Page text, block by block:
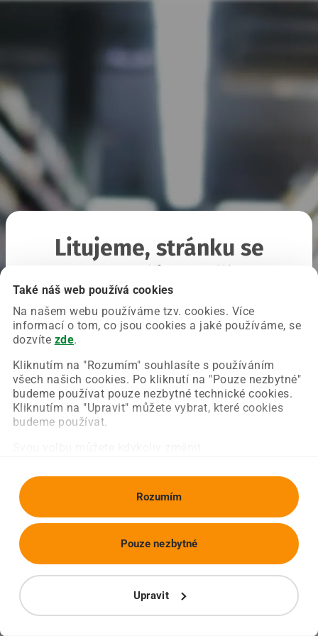
Také náš web používá cookies
Na našem webu používáme tzv. cookies. Více
informací o tom, co jsou cookies a jaké používáme, se
dozvíte zde.
Kliknutím na "Rozumím" souhlasíte s používáním
všech našich cookies. Po kliknutí na "Pouze nezbytné"
budeme používat pouze nezbytné technické cookies.
Kliknutím na "Upravit" můžete vybrat, které cookies
budeme používat.
Rozumím
Upravit
Pouze nezbytné
Litujeme, stránku se
Chyba nastala na naší straně a už ji opravujeme.
Zkuste prosím znovu načíst požadovanou stránku.
Obnovit stránku Úvodní strana